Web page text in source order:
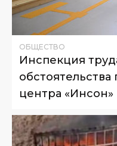
ОБЩЕСТВО
Инспекция
центра «Инсон»